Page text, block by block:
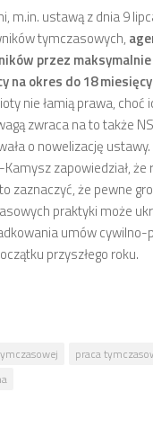
m.in. ustawą z dnia 9
tymczasowych,
przez maksymalnie
na okres do 18 miesięcy
nie łamią prawa, choć
zwraca na to także
o nowelizację
Kamysz zapowiedział, że
zaznaczyć, że pewne
praktyki może
umów cywilno-
przyszłego roku.
praca